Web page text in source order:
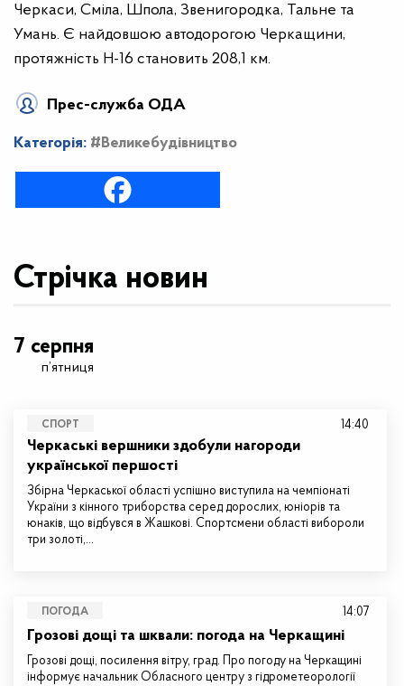
Черкаси, Сміла, Шпола, Звенигородка, Тальне та
Умань. Є найдовшою автодорогою Черкащини,
протяжність Н-16 становить 208,1 км.
Прес-служба ОДА
Категорія: #Великебудівництво
Стрічка новин
7 серпня
п’ятниця
СПОРТ
Черкаські вершники здобули нагороди
української першості
Збірна Черкаської області успішно виступила на чемпіонаті
України з кінного триборства серед дорослих, юніорів та
юнаків, що відбувся в Жашкові. Спортсмени області вибороли
три золоті,…
14:40
ПОГОДА
Грозові дощі та шквали: погода на Черкащині
Грозові дощі, посилення вітру, град. Про погоду на Черкащині
інформує начальник Обласного центру з гідрометеорології
14:07